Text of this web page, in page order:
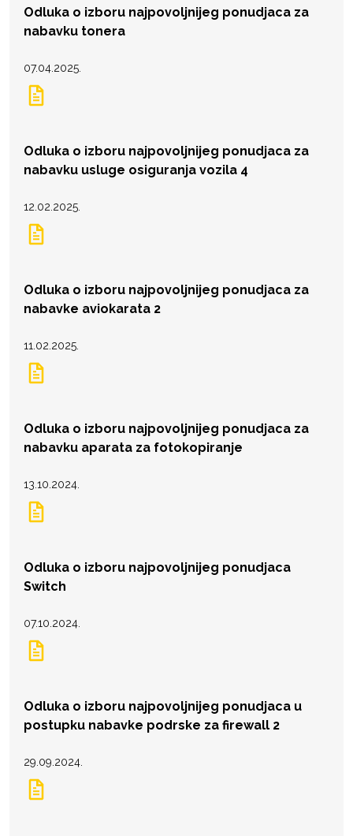
Odluka o izboru najpovoljnijeg ponudjaca za
nabavku tonera
07.04.2025.
Odluka o izboru najpovoljnijeg ponudjaca za
nabavku usluge osiguranja vozila 4
12.02.2025.
Odluka o izboru najpovoljnijeg ponudjaca za
nabavke aviokarata 2
11.02.2025.
Odluka o izboru najpovoljnijeg ponudjaca za
nabavku aparata za fotokopiranje
13.10.2024.
Odluka o izboru najpovoljnijeg ponudjaca
Switch
07.10.2024.
Odluka o izboru najpovoljnijeg ponudjaca u
postupku nabavke podrske za firewall 2
29.09.2024.